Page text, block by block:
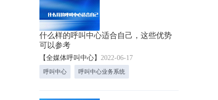
什么样的呼叫中心适合自己，这些优势
可以参考
【全媒体呼叫中心】2022-06-17
呼叫中心 呼叫中心业务系统